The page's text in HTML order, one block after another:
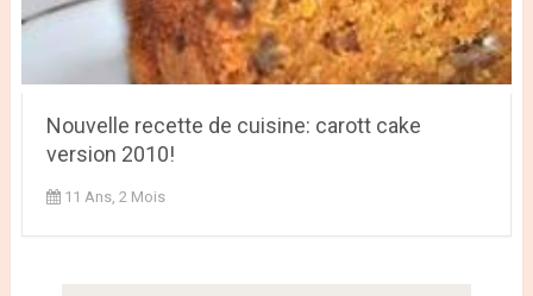
Nouvelle recette de cuisine: carott cake
version 2010!
11 Ans, 2 Mois